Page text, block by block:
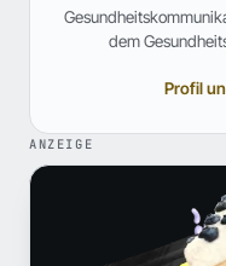
dem
Profil
ANZEIGE